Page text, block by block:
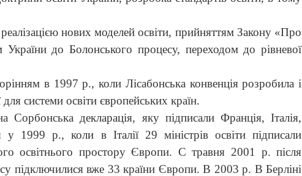
нових моделей освіти, прийняттям Закону «Про
до Болонського процесу, переходом до рівневої
в 1997 р., коли Лісабонська конвенція розробила і
системи освіти європейських країн.
декларація, яку підписали Франція, Італія,
1999 р., коли в Італії 29 міністрів освіти підписали
освітнього простору Європи. С травня 2001 р. після
підключилися вже 33 країни Європи. В 2003 р. В Берліні